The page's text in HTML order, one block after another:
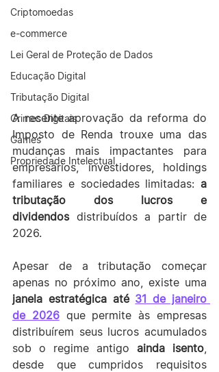
Criptomoedas
e-commerce
Lei Geral de Proteção de Dados
Educação Digital
Tributação Digital
Crimes Digitais
Games
Propriedade Intelectual
A recente aprovação da reforma do
Imposto de Renda trouxe uma das
mudanças mais impactantes para
empresários, investidores, holdings
familiares e sociedades limitadas: a
tributação dos lucros e
dividendos distribuídos a partir de
2026.
Apesar de a tributação começar
janela estratégica até 31 de janeiro
de 2026 que permite às empresas
distribuírem seus lucros acumulados
sob o regime antigo ainda isento
desde que cumpridos requisitos